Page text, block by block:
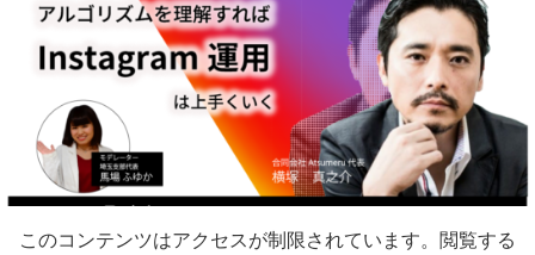
このコンテンツはアクセスが制限されています。閲覧する